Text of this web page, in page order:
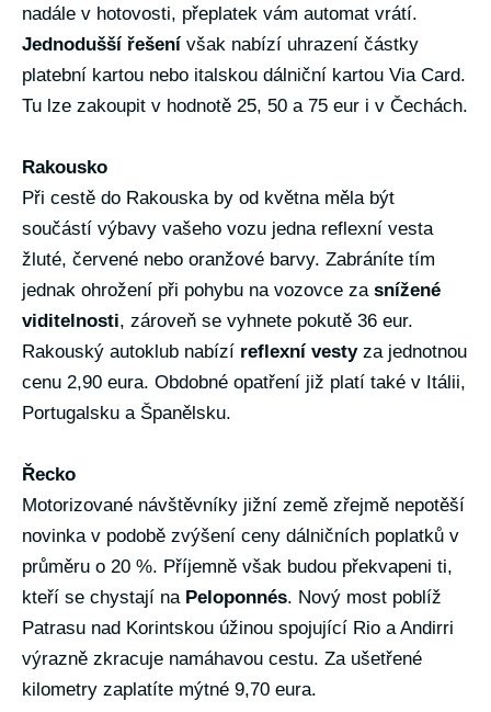
nadále v hotovosti, přeplatek vám automat vrátí.
Jednodušší řešení však nabízí uhrazení částky
platební kartou nebo italskou dálniční kartou Via Card.
Tu lze zakoupit v hodnotě 25, 50 a 75 eur i v Čechách.
Rakousko
Při cestě do Rakouska by od května měla být
součástí výbavy vašeho vozu jedna reflexní vesta
žluté, červené nebo oranžové barvy. Zabráníte tím
jednak ohrožení při pohybu na vozovce za snížené
viditelnosti, zároveň se vyhnete pokutě 36 eur.
Rakouský autoklub nabízí reflexní vestyza jednotnou
cenu 2,90 eura. Obdobné opatření již platí také v Itálii,
Portugalsku a Španělsku.
Řecko
Motorizované návštěvníky jižní země zřejmě nepotěší
novinka v podobě zvýšení ceny dálničních poplatků v
průměru o 20 %. Příjemně však budou překvapeni ti,
kteří se chystají na Peloponnés. Nový most poblíž
Patrasu nad Korintskou úžinou spojující Rio a Andirri
výrazně zkracuje namáhavou cestu. Za ušetřené
kilometry zaplatíte mýtné 9,70 eura.